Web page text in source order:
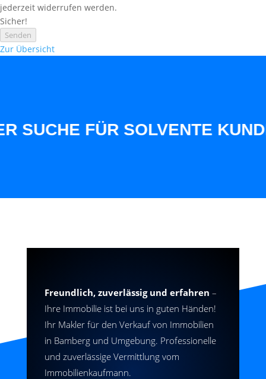
jederzeit widerrufen werden.
Sicher!
Senden
Zur Übersicht
FÜR SOLVENTE KUNDEN
Freundlich, zuverlässig und erfahren –
Ihre Immobilie ist bei uns in guten Händen!
Ihr Makler für den Verkauf von Immobilien
in Bamberg und Umgebung. Professionelle
und zuverlässige Vermittlung vom
Immobilienkaufmann.